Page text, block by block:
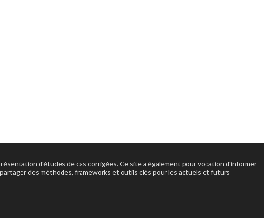
d'études de cas corrigées. Ce site a également pour vocation d'informer
des méthodes, frameworks et outils clés pour les actuels et futurs